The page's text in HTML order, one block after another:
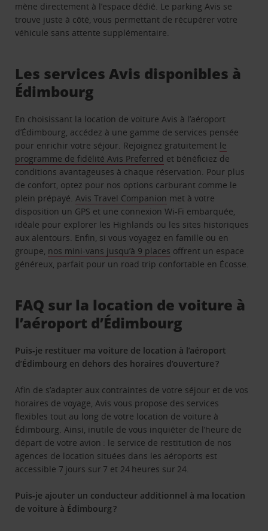
mène directement à l’espace dédié. Le parking Avis se
trouve juste à côté, vous permettant de récupérer votre
véhicule sans attente supplémentaire.
Les services Avis disponibles à
Édimbourg
En choisissant la location de voiture Avis à l’aéroport
d’Édimbourg, accédez à une gamme de services pensée
pour enrichir votre séjour. Rejoignez gratuitement le
programme de fidélité Avis Preferred et bénéficiez de
conditions avantageuses à chaque réservation. Pour plus
de confort, optez pour nos options carburant comme le
plein prépayé.Avis Travel Companion met à votre
disposition un GPS et une connexion Wi-Fi embarquée,
idéale pour explorer les Highlands ou les sites historiques
aux alentours. Enfin, si vous voyagez en famille ou en
groupe, nos mini-vans jusqu’à 9 places offrent un espace
généreux, parfait pour un road trip confortable en Écosse.
FAQ sur la location de voiture à
l’aéroport d’Édimbourg
Puis-je restituer ma voiture de location à l’aéroport
d’Édimbourg en dehors des horaires d’ouverture ?
Afin de s’adapter aux contraintes de votre séjour et de vos
horaires de voyage, Avis vous propose des services
flexibles tout au long de votre location de voiture à
Édimbourg. Ainsi, inutile de vous inquiéter de l’heure de
départ de votre avion : le service de restitution de nos
agences de location situées dans les aéroports est
accessible 7 jours sur 7 et 24 heures sur 24.
Puis-je ajouter un conducteur additionnel à ma location
de voiture à Édimbourg ?